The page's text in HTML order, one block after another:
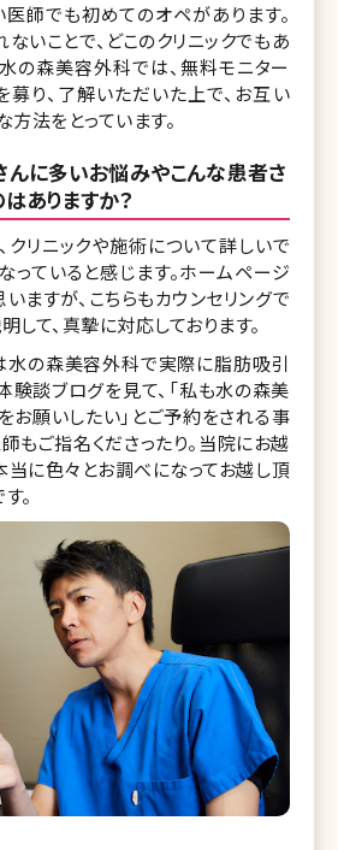
医師でも初めてのオペがあります。
いことで、どこのクリニックでもあ
の森美容外科では、無料モニター
募り、了解いただいた上で、お互い
法をとっています。
んに多いお悩みやこんな患者さ
ありますか？
クリニックや施術について詳しいで
っていると感じます。ホームページ
ますが、こちらもカウンセリングで
して、真摯に対応しております。
水の森美容外科で実際に脂肪吸引
談ブログを見て、「私も水の森美
願いしたい」とご予約をされる事
もご指名くださったり。当院にお越
当に色々とお調べになってお越し頂
。